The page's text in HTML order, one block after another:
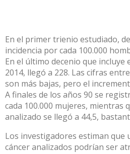
En el primer trienio estudiado,
incidencia por cada 100.000
En el último decenio que incluye
2014, llegó a 228. Las cifras
son más bajas, pero el
A finales de los años 90 se
cada 100.000 mujeres, mientras
analizado se llegó a 44,5,
Los investigadores estiman que
cáncer analizados podrían ser